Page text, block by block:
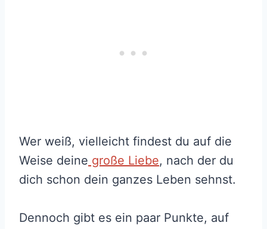
Wer weiß, vielleicht findest du auf die
Weise deine große Liebe, nach der du
dich schon dein ganzes Leben sehnst.
Dennoch gibt es ein paar Punkte, auf